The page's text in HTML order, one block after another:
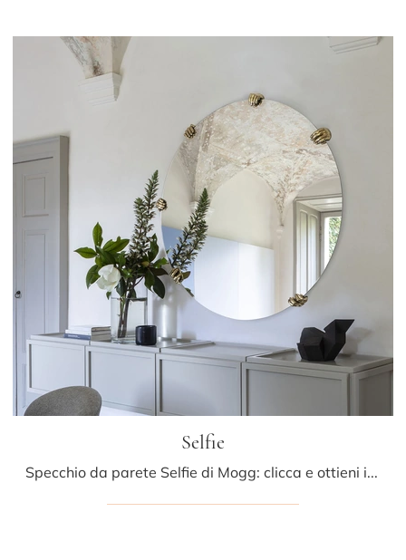
Selfie
Specchio da parete Selfie di Mogg: clicca e ottieni informazioni sui Complementi e specchi design in metallo del noto e rinomato marchio!